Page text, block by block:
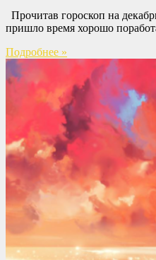
Прочитав гороскоп на
пришло время хорошо
Подробнее »